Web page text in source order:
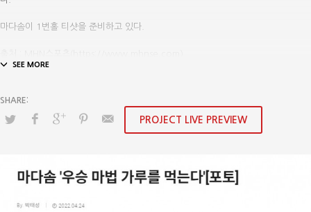
마다솜이 1번홀 티샷을 준비하고 있다.
PROJECT LIVE PREVIEW